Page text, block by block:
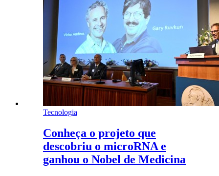
Tecnologia
Conheça o projeto que
descobriu o microRNA e
ganhou o Nobel de Medicina